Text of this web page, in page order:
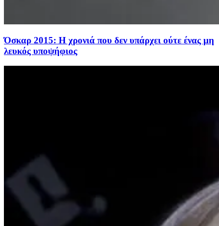
Όσκαρ 2015: Η χρονιά που δεν υπάρχει ούτε ένας μη
λευκός υποψήφιος